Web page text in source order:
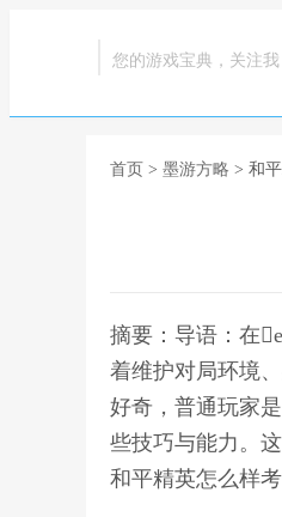
您的游戏宝典，关注我
首页 > 墨游方略 > 和
摘要：导语：在
着维护对局环境
好奇，普通玩家
些技巧与能力。
和平精英怎么样